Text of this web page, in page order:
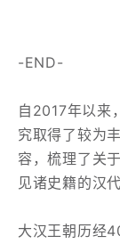
-END-
自2017年以来
究取得了较为
容，梳理了关
见诸史籍的汉
大汉王朝历经